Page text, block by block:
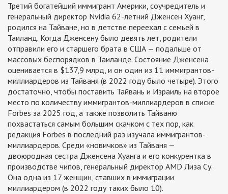
Третий богатейший иммигрант Америки, соучредитель и
генеральный директор Nvidia 62-летний Дженсен Хуанг,
родился на Тайване, но в детстве переехал с семьей в
Таиланд. Когда Дженсену было девять лет, родители
отправили его и старшего брата в США — подальше от
массовых беспорядков в Таиланде. Состояние Дженсена
оценивается в $137,9 млрд, и он один из 11 иммигрантов-
миллиардеров из Тайваня (в 2022 году было четыре). Этого
достаточно, чтобы поставить Тайвань и Израиль на второе
место по количеству иммигрантов-миллиардеров в списке
Forbes за 2025 год, а также позволить Тайваню
похвастаться самым большим скачком с тех пор, как
редакция Forbes в последний раз изучала иммигрантов-
миллиардеров. Среди «новичков» из Тайваня —
двоюродная сестра Дженсена Хуанга и его конкурентка в
производстве чипов, генеральный директор AMD Лиза Су.
Она одна из 17 женщин, ставших в иммиграции
миллиардером (в 2022 году таких было 10).